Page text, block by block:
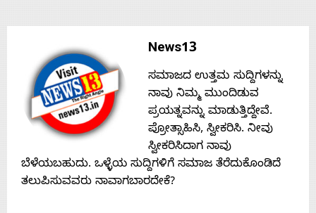
Advertise
With
Contact
Us
News13
ಸಮಾಜದ ಉತ್ತಮ ಸುದ್ದಿಗಳನ್ನು
ನಾವು ನಿಮ್ಮ ಮುಂದಿಡುವ
ಪ್ರಯತ್ನವನ್ನು ಮಾಡುತ್ತಿದ್ದೇವೆ.
ಪ್ರೋತ್ಸಾಹಿಸಿ, ಸ್ವೀಕರಿಸಿ. ನೀವು
ಸ್ವೀಕರಿಸಿದಾಗ ನಾವು
ಬೆಳೆಯಬಹುದು. ಒಳ್ಳೆಯ ಸುದ್ದಿಗಳಿಗೆ ಸಮಾಜ ತೆರೆದುಕೊಂಡಿದೆ
ತಲುಪಿಸುವವರು ನಾವಾಗಬಾರದೇಕೆ?